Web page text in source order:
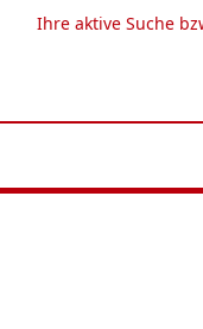
Ihre aktive Suche